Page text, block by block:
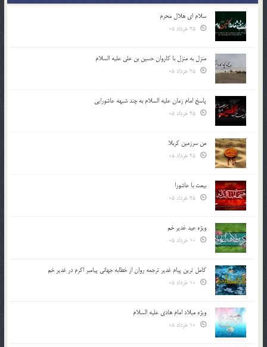
سلام ای هلال محرم
منزل به منزل با کاروان حسین بن علی علیه السلام
پاسخ امام زمان علیه السلام به چند شبهه عاشورایی
من سرزمین کربلا
بیعت با عاشورا
ویژه عید غدیر خم
کامل ترین پیام غدیر ترجمه روان از خطابه جهانی پیامبر اکرم در غدیر خم
ویژه میلاد امام هادی علیه السلام